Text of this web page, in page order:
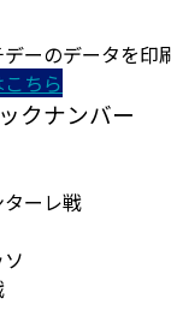
ーのデータを印
ちら
クナンバー
ターレ戦